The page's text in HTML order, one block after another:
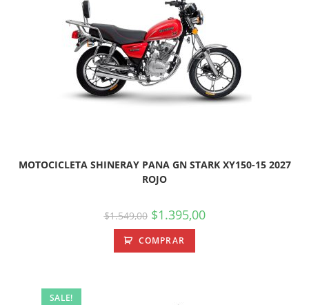
MOTOCICLETA SHINERAY PANA GN STARK XY150-15 2027
ROJO
$1.549,00 $1.395,00
COMPRAR
SALE!